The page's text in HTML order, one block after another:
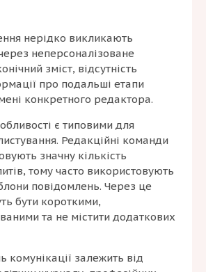
нерідко викликають
неперсоналізоване
зміст, відсутність
про подальші етапи
конкретного редактора.
є типовими для
Редакційні команди
значну кількість
тому часто використовують
повідомлень. Через це
бути короткими,
та не містити додаткових
комунікації залежить від